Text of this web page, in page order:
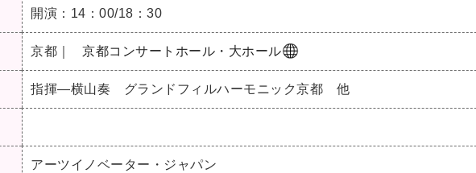
開演：14：00/18：30
京都｜ 京都コンサートホール・大ホール
指揮―横山奏 グランドフィルハーモニック京都 他
アーツイノベーター・ジャパン